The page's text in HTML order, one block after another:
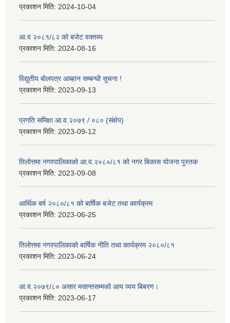
प्रकाशन मिति: 2024-10-04
आ.व २०८१/८२ को बजेट वक्तब्य
प्रकाशन मिति: 2024-08-16
विद्युतीय बोलपत्र आब्हान सम्बन्धी सुचना !
प्रकाशन मिति: 2023-09-13
प्रगति समिक्षा आ.व.२०७९ / ०८० (संक्षेप)
प्रकाशन मिति: 2023-09-12
तिलोत्तमा नगरपालिकाको आ.व.२०८०/८१ को नगर बिकास योजना पुस्तक
प्रकाशन मिति: 2023-09-08
आर्थिक बर्ष २०८०/८१ को बार्षिक बजेट तथा कार्यक्रम
प्रकाशन मिति: 2023-06-25
तिलोत्तमा नगरपालिकाको बार्षिक नीति तथा कार्यक्रम २०८०/८१
प्रकाशन मिति: 2023-06-24
आ.व.२०७९/८० असार मसान्तसम्मको आय व्यय बिबरण।
प्रकाशन मिति: 2023-06-17